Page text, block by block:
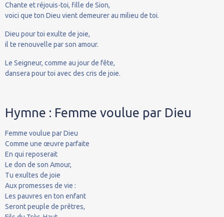
Chante et réjouis-toi, fille de Sion,
voici que ton Dieu vient demeurer au milieu de toi.
Dieu pour toi exulte de joie,
il te renouvelle par son amour.
Le Seigneur, comme au jour de fête,
dansera pour toi avec des cris de joie.
Hymne : Femme voulue par Dieu
Femme voulue par Dieu
Comme une œuvre parfaite
En qui reposerait
Le don de son Amour,
Tu exultes de joie
Aux promesses de vie :
Les pauvres en ton enfant
Seront peuple de prêtres,